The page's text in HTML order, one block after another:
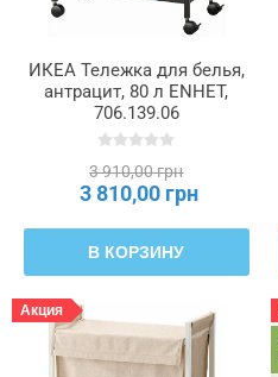
ИКЕА Тележка для белья,
антрацит, 80 л ENHET,
706.139.06
3 910,00 грн
3 810,00 грн
В КОРЗИНУ
Акция